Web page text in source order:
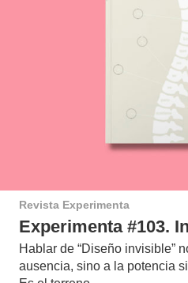
Revista Experimenta
Experimenta #103.
Hablar de “Diseño invisible”
ausencia, sino a la potencia